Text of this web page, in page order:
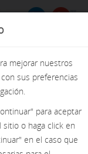
mejorar nuestros
sus preferencias
para aceptar
o haga click en
en el caso que
búsqueda